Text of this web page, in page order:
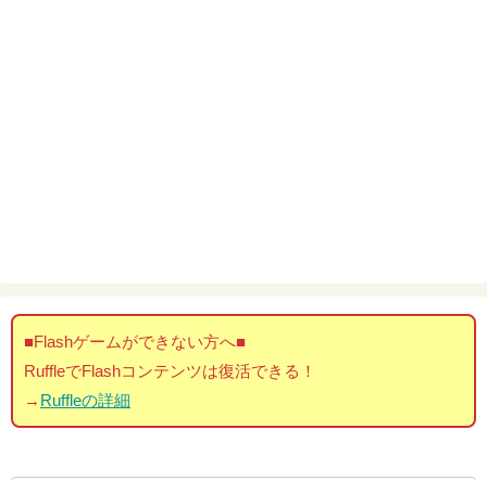
■Flashゲームができない方へ■
RuffleでFlashコンテンツは復活できる！
→ Ruffleの詳細